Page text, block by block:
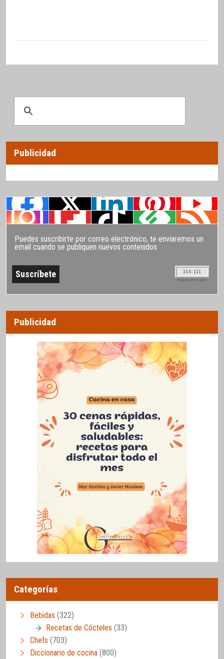
Publicidad
Puedes suscribirte por correo electrónico, te enviaremos un
email cuando se publiquen nuevos contenidos
114.111
SUSCRIPTORES
Publicidad
Categorías
Bebidas (322)
Recetas de Cócteles (33)
Chefs (703)
Diccionario de cocina (800)